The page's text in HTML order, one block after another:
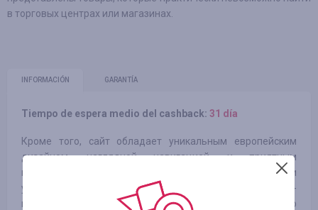
в торговых центрах или магазинах.
INFORMACIÓN GARANTÍA
Tiempo de espera medio del cashback: 31 día
Кроме того, сайт обладает уникальным европейским
дизайном, наглядной навигацией, и приятным
интерфейсом с уникальной 3D технологией. В случае если
у Вас появятся вопросы, консультанты нашего интернет-
магазина с радостью предоставят Вам всю необходимую